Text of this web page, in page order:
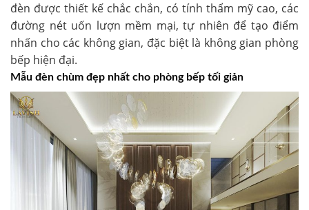
đèn được thiết kế chắc chắn, có tính thẩm mỹ cao, các
đường nét uốn lượn mềm mại, tự nhiên để tạo điểm
nhấn cho các không gian, đặc biệt là không gian phòng
bếp hiện đại.
Mẫu đèn chùm đẹp nhất cho phòng bếp tối giản